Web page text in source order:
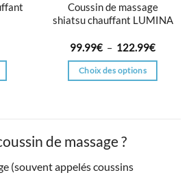
Coussin de massage
shiatsu chauffant LUMINA
99.99€ – 122.99€Plage
prix :
à
Choix des options
plusieurs
variations.
Les
de massage ?
(souvent appelés coussins